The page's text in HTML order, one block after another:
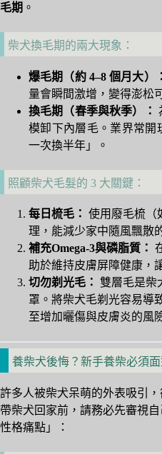
毛期 。
柴犬換毛期的兩大現象：
爆毛期（約 4–8 個月大）：
量會瞬間激增，變得澎松
換毛期（春季與秋季）：
模卸下內層毛。業界常開
一次換半年」。
照顧柴犬毛髮的 3 大關鍵：
每日梳毛： 使用廢毛梳（
理，能減少家中隨風飄散
補充Omega-3與磷脂質：
助於維持皮膚屏障健康，
切勿剃光毛： 雙層毛是柴
罩。將柴犬毛剃光容易導
至增加曬傷與皮膚炎的風
養柴犬後悔？新手養柴必須面
許多人被柴犬呆萌的外表吸引
帶柴犬回家前，請務必先審視
性格痛點」：